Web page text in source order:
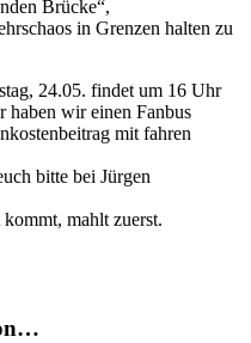
Brücke“,
in Grenzen halten zu
24.05. findet um 16 Uhr
wir einen Fanbus
mit fahren
bitte bei Jürgen
mahlt zuerst.